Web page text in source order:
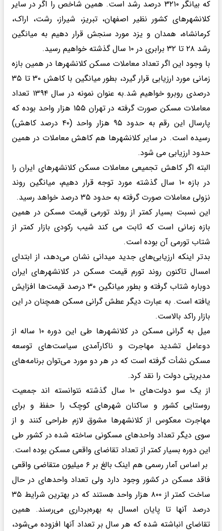
که بیانگر ۳۲۱۰ درصد رشد است. همین شاخص را اگر در سایر
کلانشهرهای کشور نظیر اصفهان، تبریز، شیراز، رشت، اراک،
کرمانشاه، همدان و یزد مورد سنجش قرار دهیم به میانگین
رشد ۲۸ تا ۳۲ برابری در ۱۰ سال گذشته خواهیم رسید.
با وجود این اگر تعداد معاملات مسکن کلانشهرها در همین بازه
زمانی مورد ارزیابی قرار گیرد، بطور میانگین با کاهش ۳۰ تا ۳۵
درصدی روبرو خواهیم شد.به عنوان نمونه در سال ۱۳۹۴ تعداد
معاملات مسکن صورت گرفته در تهران ۱۵۵ هزار واحد بوده که
پارسال این رقم به حدود ۹۵ هزار واحد (۴۰ درصد کاهش)
رسیده است. در سایر کلانشهرها هم کاهش معاملات در همین
حدود ارزیابی می شود.
البته اگر کاهش تجمیعی معاملات مسکن کلانشهرهای ایران را
در بازه ۱۰ سال گذشته مورد توجه قرار دهیم، میانگین روند
نزولی معاملات صورت گرفته به حدود ۳۵ درصد خواهد رسید.
این نسبت بسیار کمتر از روند تورمی قیمت مسکن در همین
بازه زمانی است که ثابت می کند شیب رکودی بازار کمتر از
شتاب تورمی آن بوده است.
بدتر اینکه ارزیابی‌های جدید میدانی نشان می‌دهد، از ابتدای
امسال تاکنون روند تورم قیمت مسکن در کلانشهرهای ایران
دوباره شتاب گرفته و بطور میانگین ۳۰ درصد قیمت‌ها افزایش
یافته است. به عبارت دیگر عطش گرانی مسکن همچنان در این
بازار راکد بالاست.
میل به گرانی مسکن در کلانشهرها طی این دوره ۱۰ ساله از
دوعامل تشدید مهاجرت و ناکارآمدی سیاست‌های توسعه
مسکن نشأت گرفته است که در هر دو مورد می‌توان برنامه‌های
مدیریتی دولت را نقد کرد.
از یک سو دولت‌های ۱۰ سال گذشته نتوانسته اند جمعیت
روستایی کشور و ساکنان شهرهای کوچک را حفظ و برای
مهاجرت معکوس از کلانشهرها مشوق لازم طراحی کنند و از
سوی دیگر تعداد واحدهای مسکونی ساخته شده در کشور طی
این دوره بسیار کمتر از تعداد تقاضای واقعی مسکن بوده است.
بر اساس آمار رسمی هم اینک بالغ بر ۶ میلیون متقاضی واقعی
فاقد مسکن در کشور وجود دارد ولی تعداد واحدهای در حال
ساخت کمتر از ۸۰۰ هزار واحد هستند که در بهترین شرایط ۳۵
درصد آنها تا پایان امسال به بهره‌برداری می‌رسند. همین
تقاضای انباشته شده که هر سال بر تعداد آنها افزوده می‌شود،